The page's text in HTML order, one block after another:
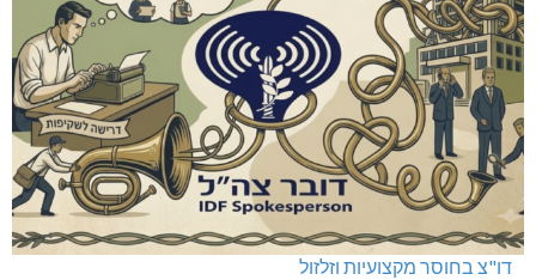
דו"צ בחוסר מקצועיות וזלזול